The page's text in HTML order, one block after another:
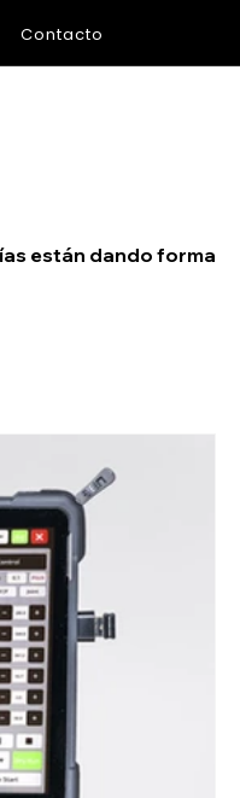
Contacto
están dando forma